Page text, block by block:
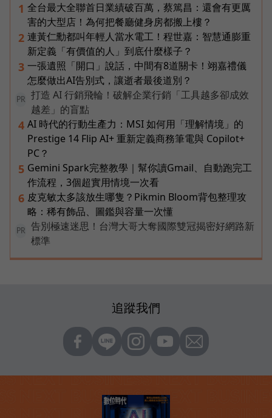
1 全台最大全聯首日業績破百萬，蔡篤昌：還會有更厲
害的大型店！為何把餐廳健身房都搬上樓？
2 連黃仁勳都叫年輕人當水電工！程世嘉：智慧通膨重
新定義「有價值的人」到底什麼樣子？
3 一張遺照「開口」說話，中間有8道關卡！翊嘉禮儀
怎麼做出AI告別式，讓逝者最後道別？
PR
打造 AI 行銷飛輪！破解企業行銷「工具越多卻成效
越差」的盲點
4 AI 時代的行動生產力：MSI 如何用「理解情境」的
Prestige 14 Flip AI+ 重新定義商務筆電與 Copilot+
PC？
5 Gemini Spark完整教學｜幫你讀Gmail、自動跑完工
作流程，3個超實用情境一次看
6 皮克敏太多該放生哪隻？Pikmin Bloom背包整理攻
略：稀有飾品、圖鑑與容量一次懂
PR
告別極速迷思！台灣大哥大奪國際雙冠揭密好網路新
標準
追蹤我們